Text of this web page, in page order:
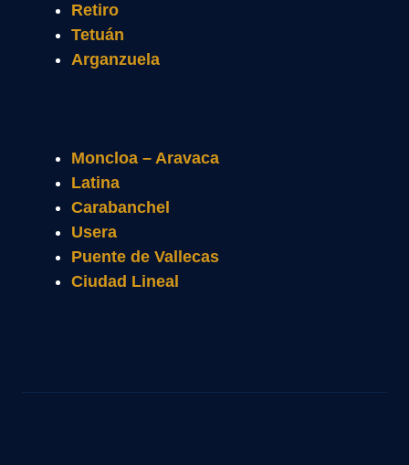
Retiro
Tetuán
Arganzuela
Moncloa – Aravaca
Latina
Carabanchel
Usera
Puente de Vallecas
Ciudad Lineal